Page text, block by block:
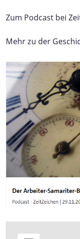
Zum Podcast bei
Mehr zu der